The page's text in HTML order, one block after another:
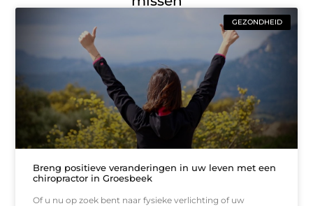
GEZONDHEID
Breng positieve veranderingen in uw leven met een
chiropractor in Groesbeek
Of u nu op zoek bent naar fysieke verlichting of uw